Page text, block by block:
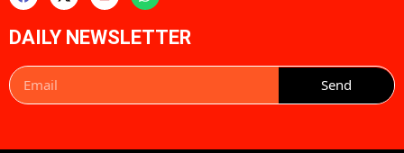
DAILY NEWSLETTER
Send